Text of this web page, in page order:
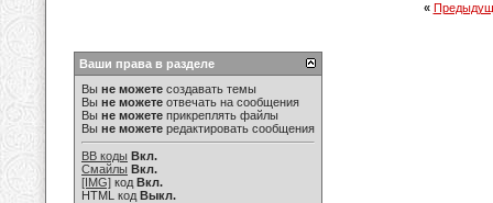
«
Ваши права в разделе
Вы не можете создавать темы
Вы не можете отвечать на сообщения
Вы не можете прикреплять файлы
Вы не можете редактировать сообщения
BB коды Вкл.
Смайлы Вкл.
[IMG] код Вкл.
HTML код Выкл.